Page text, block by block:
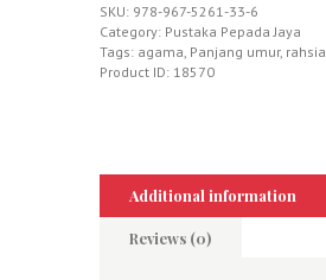
SKU: 978-967-5261-33-6
Category: Pustaka Pepada Jaya
Tags: agama Panjang umur, rahsia
Product ID: 18570
Additional information
Reviews (0)